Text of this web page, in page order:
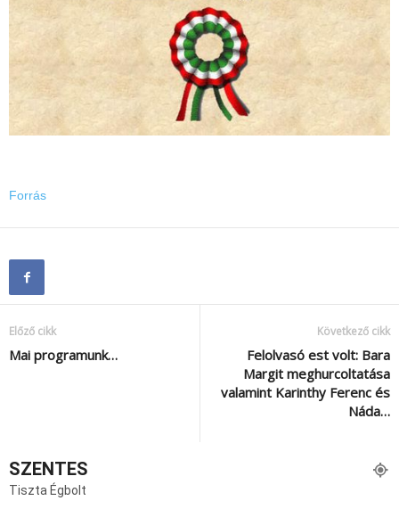
Forrás
Előző cikk
Mai programunk…
Következő cikk
Felolvasó est volt: Bara
Margit meghurcoltatása
valamint Karinthy Ferenc és
Náda…
SZENTES
Tiszta Égbolt